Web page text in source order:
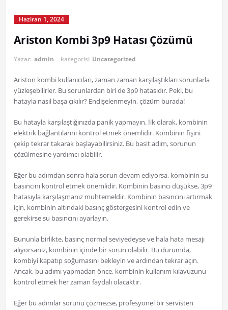
Haziran 1, 2024
Ariston Kombi 3p9 Hatası Çözümü
Yazar: admin kategorisi Uncategorized
Ariston kombi kullanıcıları, zaman zaman karşılaştıkları sorunlarla
yüzleşebilirler. Bu sorunlardan biri de 3p9 hatasıdır. Peki, bu
hatayla nasıl başa çıkılır? Endişelenmeyin, çözüm burada!
Bu hatayla karşılaştığınızda panik yapmayın. İlk olarak, kombinin
elektrik bağlantılarını kontrol etmek önemlidir. Kombinin fişini
çekip tekrar takarak başlayabilirsiniz. Bu basit adım, sorunun
çözülmesine yardımcı olabilir.
Eğer bu adımdan sonra hala sorun devam ediyorsa, kombinin su
basıncını kontrol etmek önemlidir. Kombinin basıncı düşükse, 3p9
hatasıyla karşılaşmanız muhtemeldir. Kombinin basıncını artırmak
için, kombinin altındaki basınç göstergesini kontrol edin ve
gerekirse su basıncını ayarlayın.
Bununla birlikte, basınç normal seviyedeyse ve hala hata mesajı
alıyorsanız, kombinin içinde bir sorun olabilir. Bu durumda,
kombiyi kapatıp soğumasını bekleyin ve ardından tekrar açın.
Ancak, bu adımı yapmadan önce, kombinin kullanım kılavuzunu
kontrol etmek her zaman faydalı olacaktır.
Eğer bu adımlar sorunu çözmezse, profesyonel bir servisten